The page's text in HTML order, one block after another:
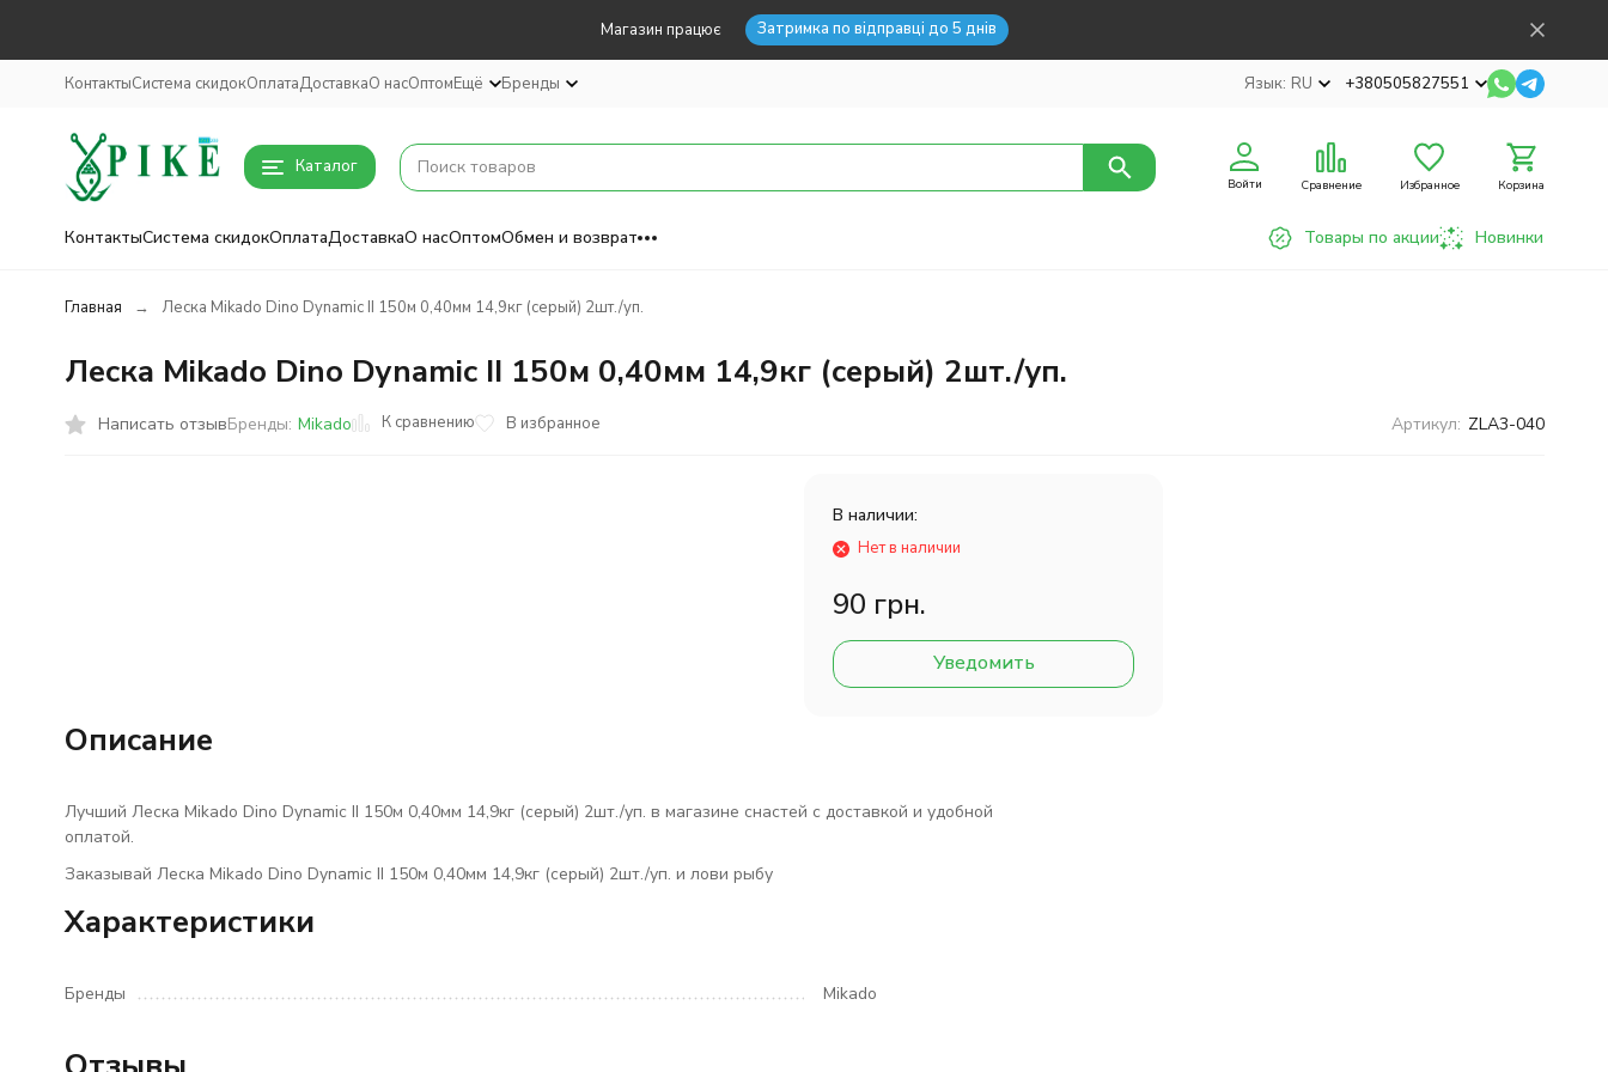
Магазин працює Затримка по відправці до 5 днів
КонтактыСистема скидокОплатаДоставкаО насОптомЕщё Бренды Язык: RU +380505827551
Каталог
Войти Сравнение Избранное Корзина
КонтактыСистема скидокОплатаДоставкаО насОптомОбмен и возврат Товары по акции Новинки
Главная Леска Mikado Dino Dynamic II 150м 0,40мм 14,9кг (серый) 2шт./уп.
Леска Mikado Dino Dynamic II 150м 0,40мм 14,9кг (серый) 2шт./уп.
Написать отзывБренды: Mikado К сравнению В избранное Артикул: ZLA3-040
В наличии:
Нет в наличии
90 грн.
Уведомить
Описание
Лучший Леска Mikado Dino Dynamic II 150м 0,40мм 14,9кг (серый) 2шт./уп. в магазине снастей с доставкой и удобной
оплатой.
Заказывай Леска Mikado Dino Dynamic II 150м 0,40мм 14,9кг (серый) 2шт./уп. и лови рыбу
Характеристики
Бренды Mikado